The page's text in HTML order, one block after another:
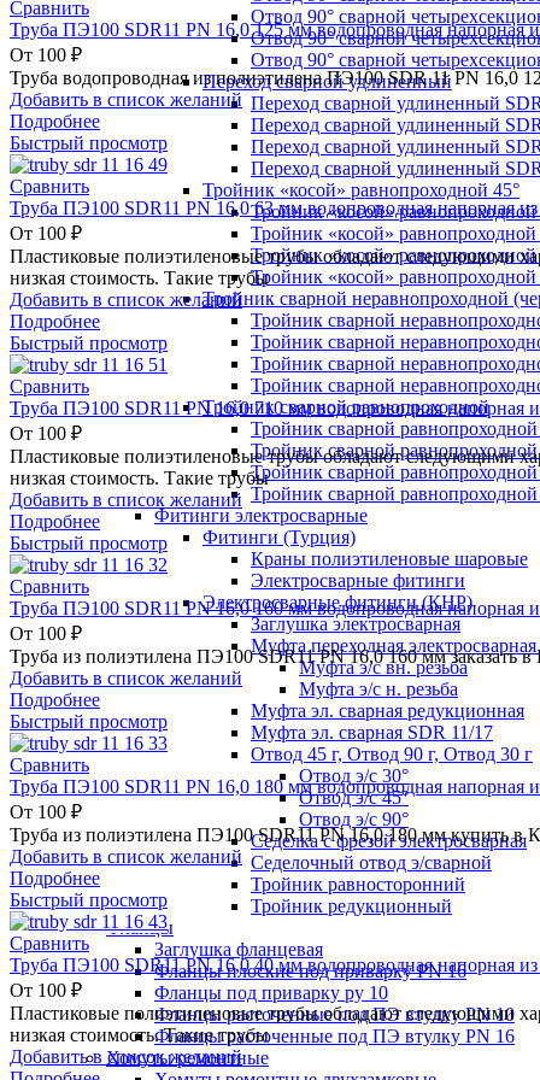
Отвод 90° сварной
Отвод 90° сварной
Отвод 90° сварной
Переход сварной удлиненный
Переход сварной удлиненный
Переход сварной удлиненный
Переход сварной удлиненный
Переход сварной удлиненный
Тройник «косой» равнопроходной 45°
Тройник «косой» равнопроходной
Тройник «косой»
Тройник «косой» равнопроходной
Тройник «косой» равнопроходной
Тройник сварной неравнопроходной
Тройник сварной
Тройник сварной
Тройник сварной
Тройник сварной
Тройник сварной равнопроходной
Тройник сварной равнопроходной
Тройник сварной
Тройник сварной
Тройник сварной равнопроходной
Фитинги электросварные
Фитинги (Турция)
Краны полиэтиленовые шаровые
Электросварные фитинги
Электросварные фитинги (КНР)
Заглушка электросварная
Муфта переходная
Муфта э/с вн. резьба
Муфта э/с н. резьба
Муфта эл. cварная редукционная
Муфта эл. сварная SDR 11/17
Отвод 45 г, Отвод 90 г, Отвод 30 г
Отвод э/с 30°
Отвод э/с 45°
Отвод э/с 90°
Седелка с фрезой электросварная
Седелочный отвод э/сварной
Тройник равносторонний
Тройник редукционный
Фланцы
Заглушка фланцевая
Фланцы плоские под приварку PN 16
Фланцы под приварку ру 10
Фланцы расточенные под ПЭ втулку PN 10
Фланцы расточенные под ПЭ втулку PN 16
Хомуты ремонтные
Сравнить
Труба ПЭ100 SDR11 PN 16,0 125 мм водопроводная напорная
От 100 ₽
Труба водопроводная из полиэтилена ПЭ100 SDR 11 PN 16,0
Добавить в список желаний
Подробнее
Быстрый просмотр
Сравнить
Труба ПЭ100 SDR11 PN 16,0 63 мм водопроводная напорная из
От 100 ₽
Пластиковые полиэтиленовые трубы обладают следующими
низкая стоимость. Такие трубы
Добавить в список желаний
Подробнее
Быстрый просмотр
Сравнить
Труба ПЭ100 SDR11 PN 16,0 710 мм водопроводная напорная
От 100 ₽
Пластиковые полиэтиленовые трубы обладают следующими
низкая стоимость. Такие трубы
Добавить в список желаний
Подробнее
Быстрый просмотр
Сравнить
Труба ПЭ100 SDR11 PN 16,0 160 мм водопроводная напорная
От 100 ₽
Труба из полиэтилена ПЭ100 SDR11 PN 16,0 160 мм заказать
Добавить в список желаний
Подробнее
Быстрый просмотр
Сравнить
Труба ПЭ100 SDR11 PN 16,0 180 мм водопроводная напорная
От 100 ₽
Труба из полиэтилена ПЭ100 SDR11 PN 16,0 180 мм купить в
Добавить в список желаний
Подробнее
Быстрый просмотр
Сравнить
Труба ПЭ100 SDR11 PN 16,0 40 мм водопроводная напорная из
От 100 ₽
Пластиковые полиэтиленовые трубы обладают следующими
низкая стоимость. Такие трубы
Добавить в список желаний